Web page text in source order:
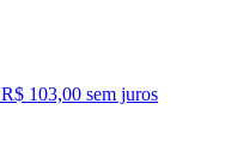
R$ 103,00 sem juros